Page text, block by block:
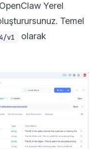
Yerel
Temel
v1
olarak